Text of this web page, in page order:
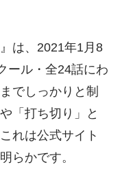
は、2021年1月8
ール・全24話にわ
でしっかりと制
「打ち切り」と
れは公式サイト
らかです。